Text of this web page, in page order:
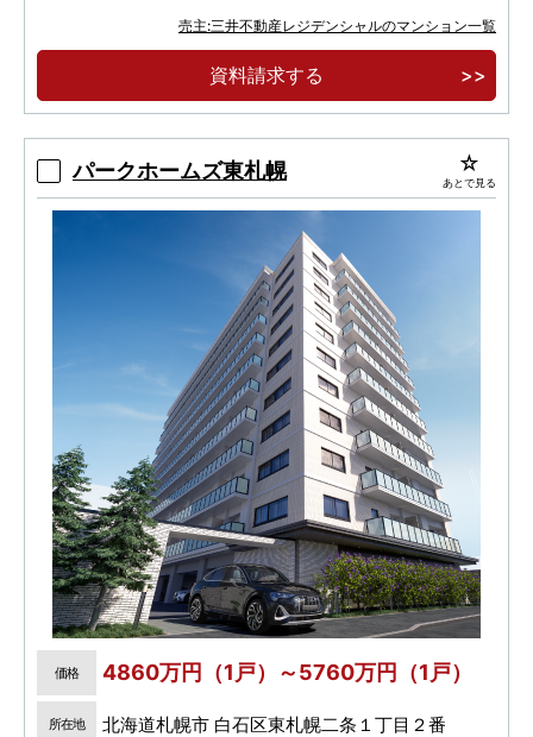
暮らしの質を高めるゆとりの広さ、８０㎡超３
ＬＤＫプラン中心
北海道初！次世代型宅配システム「Ｐａｂｂｉ
売主:三井不動産レジデンシャルのマンション一覧
資料請求する
パークホームズ東札幌 あとで見る
価格 4860万円（1戸）～5760万円（1戸）
所在地 北海道札幌市 白石区東札幌二条１丁目２番